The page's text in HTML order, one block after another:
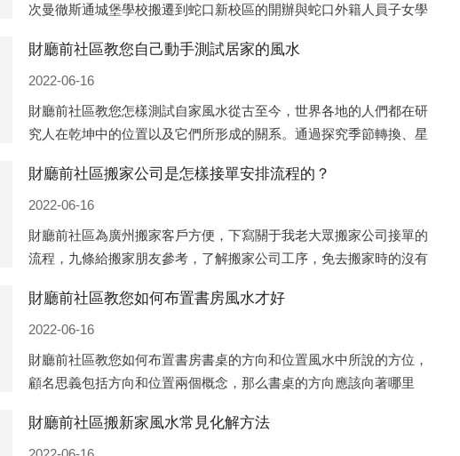
次曼徹斯通城堡學校搬遷到蛇口新校區的開辦與蛇口外籍人員子女學
年正式并入蛇口外籍
財廳前社區教您自己動手測試居家的風水
2022-06-16
財廳前社區教您怎樣測試自家風水從古至今，世界各地的人們都在研
究人在乾坤中的位置以及它們所形成的關系。通過探究季節轉換、星
在不同住宅中的人，其一生中的財
財廳前社區搬家公司是怎樣接單安排流程的？
2022-06-16
財廳前社區為廣州搬家客戶方便，下寫關于我老大眾搬家公司接單的
流程，九條給搬家朋友參考，了解搬家公司工序，免去搬家時的沒有
戶電話咨詢，初步了解客戶搬 家
財廳前社區教您如何布置書房風水才好
2022-06-16
財廳前社區教您如何布置書房書桌的方向和位置風水中所說的方位，
顧名思義包括方向和位置兩個概念，那么書桌的方向應該向著哪里
的，就將書桌也向著門放置即可；這
財廳前社區搬新家風水常見化解方法